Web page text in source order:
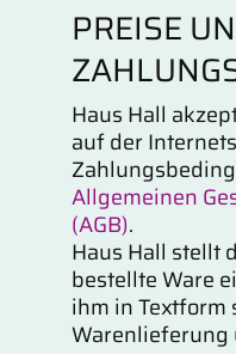
Über uns
PREISE
Haus Hall
auf der
Allgemeinen
(AGB).
Haus Hall stellt
bestellte Ware
ihm in Textform